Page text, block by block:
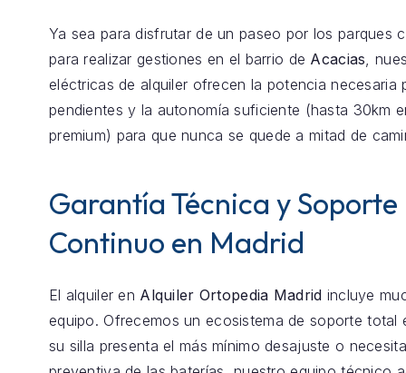
Ya sea para disfrutar de un paseo por los parques
para realizar gestiones en el barrio de Acacias ,
eléctricas de alquiler ofrecen la potencia necesaria
pendientes y la autonomía suficiente (hasta 30km
premium) para que nunca se quede a mitad de
Garantía Técnica y Soporte
Continuo en Madrid
El alquiler en Alquiler Ortopedia Madrid incluye
equipo. Ofrecemos un ecosistema de soporte total
su silla presenta el más mínimo desajuste o